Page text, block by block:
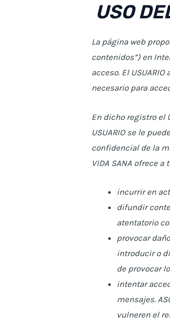
USO
La página web
contenidos”) en
acceso. El
necesario para
En dicho registro el
USUARIO se le
confidencial de la
VIDA SANA ofrece
incurrir en
difundir
atentatorio
provocar
introducir o
de provocar
intentar
mensajes.
vulneren el